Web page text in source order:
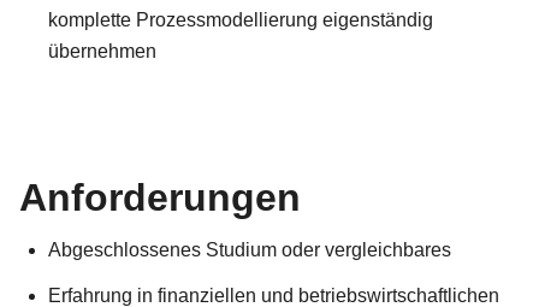
komplette Prozessmodellierung eigenständig
übernehmen
Anforderungen
Abgeschlossenes Studium oder vergleichbares
Erfahrung in finanziellen und betriebswirtschaftlichen